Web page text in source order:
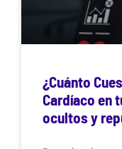
¿Cuánto
Cardíaco en
ocultos y